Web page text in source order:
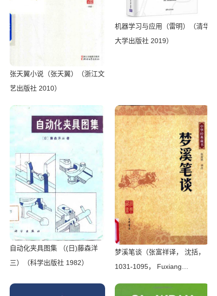
张天翼小说（张天翼）（浙江文
艺出版社 2010）
机器学习与应用（雷明）（清华
大学出版社 2019）
自动化夹具图集 （(日)藤森洋
三）（科学出版社 1982）
梦溪笔谈（张富祥译， 沈括，
1031-1095， Fuxiang